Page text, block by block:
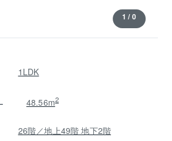
1 / 0
1LDK
48.56m2
26階／地上49階 地下2階